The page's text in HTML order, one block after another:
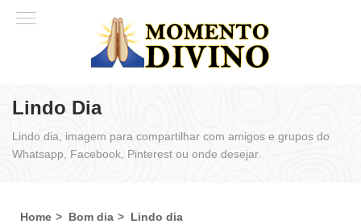
Lindo Dia
Lindo dia, imagem para compartilhar com amigos e grupos do
Whatsapp, Facebook, Pinterest ou onde desejar.
Home Bom dia Lindo dia